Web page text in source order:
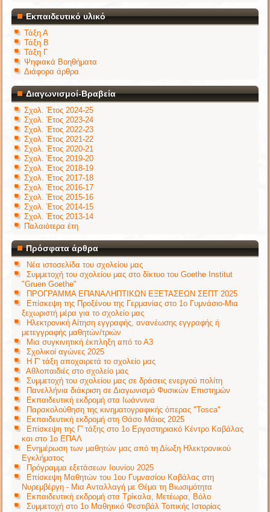
Εκπαιδευτικό υλικό
Τάξη Α
Τάξη Β
Τάξη Γ
Ψηφιακά Βοηθήματα
Διάφορα άρθρα
Διαγωνισμοί-Βραβεία
Σχολ. Έτος 2024-25
Σχολ. Έτος 2023-24
Σχολ. Έτος 2022-23
Σχολ. Έτος 2021-22
Σχολ. Έτος 2020-21
Σχολ. Έτος 2019-20
Σχολ. Έτος 2018-19
Σχολ. Έτος 2017-18
Σχολ. Έτος 2016-17
Σχολ. Έτος 2015-16
Σχολ. Έτος 2014-15
Σχολ. Έτος 2013-14
Παλαιότερα έτη
Πρόσφατα άρθρα
Νέα ιστοσελίδα του σχολείου μας
Συμμετοχή του σχολείου μας στο δίκτυο του Goethe Institut
"Gruen Goethe"
ΠΡΟΓΡΑΜΜΑ ΕΠΑΝΑΛΗΠΤΙΚΩΝ ΕΞΕΤΑΣΕΩΝ ΣΕΠΤ 2025
Επίσκεψη της Προξένου της Γερμανίας στο 1ο Γυμνάσιο-Μια
ξεχωριστή μέρα για το σχολείο μας
Ηλεκτρονική Αίτηση εγγραφής, ανανέωσης εγγραφής ή
μετεγγραφής μαθητών/τριών
Μια συγκινητική έκπληξη από το Α3
Σχολικοί αγώνες 2025
Η Γ' τάξη αποχαιρετά το σχολείο μας
Αθλοπαιδιές στο σχολείο μας
Συμμετοχή του σχολείου μας σε δράσεις ενεργού πολίτη
Πανελλήνια διάκριση σε Διαγωνισμό Φυσικών Επιστημών
Εκπαιδευτική εκδρομή στα Ιωάννινα
Παρακολούθηση της κινηματογραφικής όπερας "Tosca"
Εκπαιδευτική εκδρομή στη Θάσο Μάιος 2025
Επίσκεψη της Γ' τάξης στο 1ο Εργαστηριακό Κέντρο Καβάλας
και στο 1ο ΕΠΑΛ
Ενημέρωση των μαθητών μας από τη Δίωξη Ηλεκτρονικού
Εγκλήματος
Πρόγραμμα εξετάσεων Ιουνίου 2025
Επίσκεψη Μαθητών του 1ου Γυμνασίου Καβάλας στη
Νυρεμβέργη - Μια Ανταλλαγή με Θέμα τη Βιωσιμότητα
Εκπαιδευτική εκδρομή στα Τρίκαλα, Μετέωρα, Βόλο
Συμμετοχή στο 1ο Μαθητικό Φεστιβάλ Τοπικής Ιστορίας